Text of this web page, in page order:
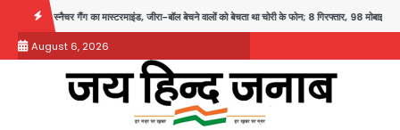
content
जीरा-बॉल बेचने वालों को बेचता था चोरी के फोन; 8 गिरफ्तार, 98 मोबाइल और 450 पार्ट्स
August 6, 2026